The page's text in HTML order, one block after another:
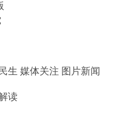
生 媒体关注 图片新闻
读